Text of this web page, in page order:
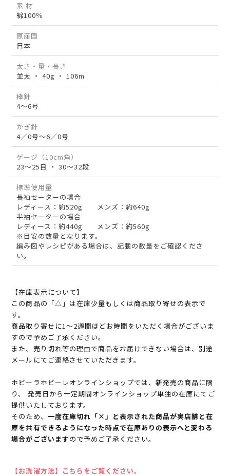
素 材
綿100％
原産国
日本
太さ・量・長さ
並太 ・ 40g ・ 106m
棒針
4～6号
かぎ針
4／0号～6／0号
ゲージ（10cm角）
23～25目 ・ 30～32段
標準使用量
長袖セーターの場合
レディース：約520g メンズ：約640g
半袖セーターの場合
レディース：約440g メンズ：約560g
※目安の数量となります。
編み図やレシピがある場合は、記載の数量をご確認くださ
い。
【在庫表示について】
この商品の「△」は在庫少量もしくは商品取り寄せの表示で
す。
商品取り寄せに1～2週間ほどお時間をいただく場合がございま
すので予めご了承ください。
また、売り切れ等の理由で商品をお届けできない場合は、別途
メールにてご連絡させていただきます。
ホビーラホビーレオンラインショップでは、新発売の商品に限
り、 発売日から一定期間オンラインショップ単独の在庫にてご
提供いたしております。
そのため、 一度在庫切れ「×」と表示された商品が実店舗と在
庫を共有できるようになった時点で在庫ありの表示へと変わる
場合がございますので予めご了承ください。
【お洗濯方法】こちらをご覧ください。